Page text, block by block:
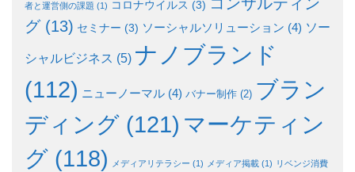
者と運営側の課題 (1) コロナウイルス (3)
グ(13) セミナー (3) ソーシャルソリューション (4) ソー
シャルビジネス (5) ナノブランド
(112) ニューノーマル (4) バナー制作 (2) ブラン
ディング (121) マーケティン
グ (118) メディアリテラシー (1) メディア掲載 (1) リベンジ消費